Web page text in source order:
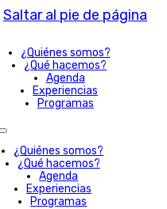
Saltar al pie de página
¿Quiénes somos?
¿Qué hacemos?
Agenda
Experiencias
Programas
¿Quiénes somos?
¿Qué hacemos?
Agenda
Experiencias
Programas